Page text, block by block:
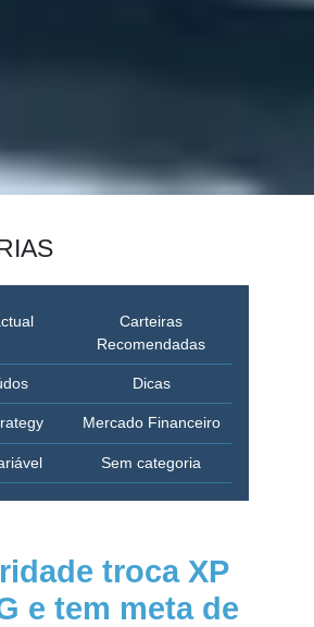
Carteiras
Recomendadas
Dicas
Mercado Financeiro
Sem categoria
troca XP
e tem meta de